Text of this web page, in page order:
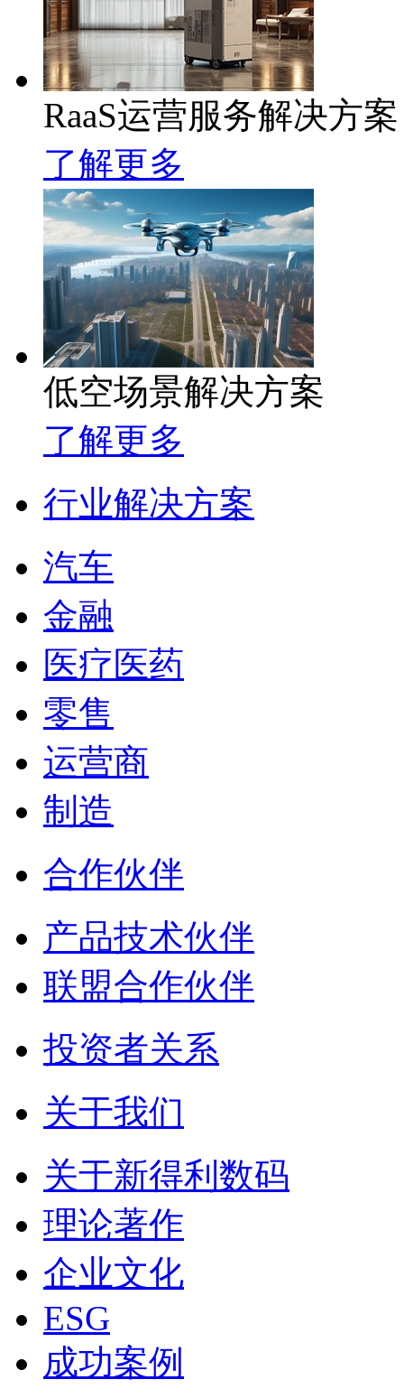
RaaS运营服务解决方案
了解更多
低空场景解决方案
了解更多
行业解决方案
汽车
金融
医疗医药
零售
运营商
制造
合作伙伴
产品技术伙伴
联盟合作伙伴
投资者关系
关于我们
关于新得利数码
理论著作
企业文化
ESG
成功案例